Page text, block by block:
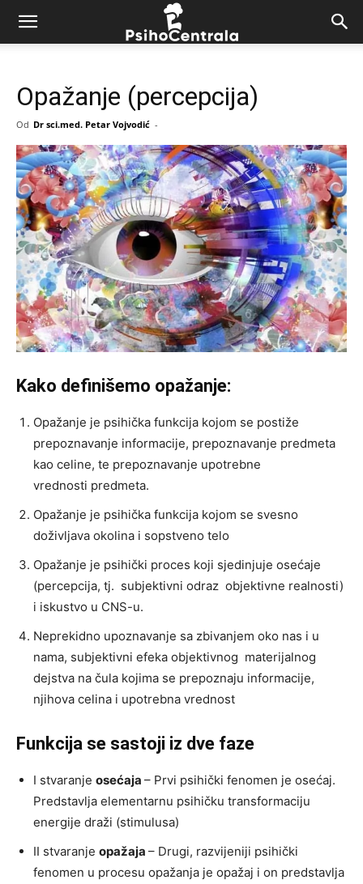
Opažanje (percepcija)
Od Dr sci.med. Petar Vojvodić -
Kako definišemo opažanje:
Opažanje je psihička funkcija kojom se postiže
prepoznavanje informacije, prepoznavanje predmeta
kao celine, te prepoznavanje upotrebne
vrednosti predmeta.
Opažanje je psihička funkcija kojom se svesno
doživljava okolina i sopstveno telo
Opažanje je psihički proces koji sjedinjuje osećaje
(percepcija, tj. subjektivni odraz objektivne realnosti)
i iskustvo u CNS-u.
Neprekidno upoznavanje sa zbivanjem oko nas i u
nama, subjektivni efeka objektivnog materijalnog
dejstva na čula kojima se prepoznaju informacije,
njihova celina i upotrebna vrednost
Funkcija se sastoji iz dve faze
I stvaranje osećaja – Prvi psihički fenomen je osećaj.
Predstavlja elementarnu psihičku transformaciju
energije draži (stimulusa)
II stvaranje opažaja – Drugi, razvijeniji psihički
fenomen u procesu opažanja je opažaj i on predstavlja